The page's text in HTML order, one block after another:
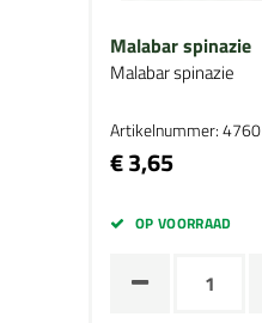
Malabar spinazie
Malabar spinazie
Artikelnummer: 4760
€ 3,65
OP VOORRAAD